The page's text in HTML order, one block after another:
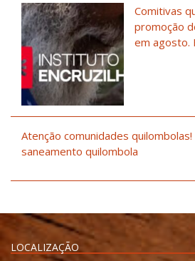
Comitivas
promoção
em agosto.
Atenção comunidades
saneamento quilombola
LOCALIZAÇÃO